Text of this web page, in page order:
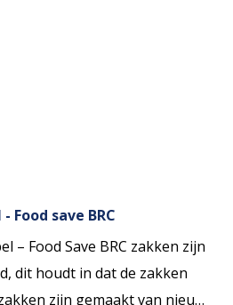
Food save BRC
– Food Save BRC zakken zijn
dit houdt in dat de zakken
zijn gemaakt van nieuw